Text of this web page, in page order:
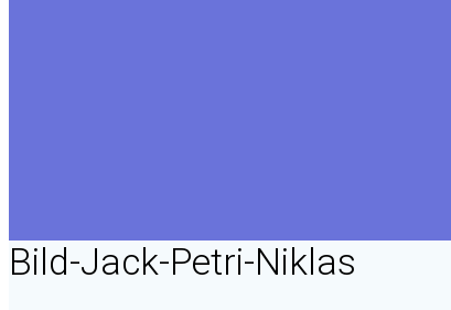
Bild-Jack-Petri-Niklas